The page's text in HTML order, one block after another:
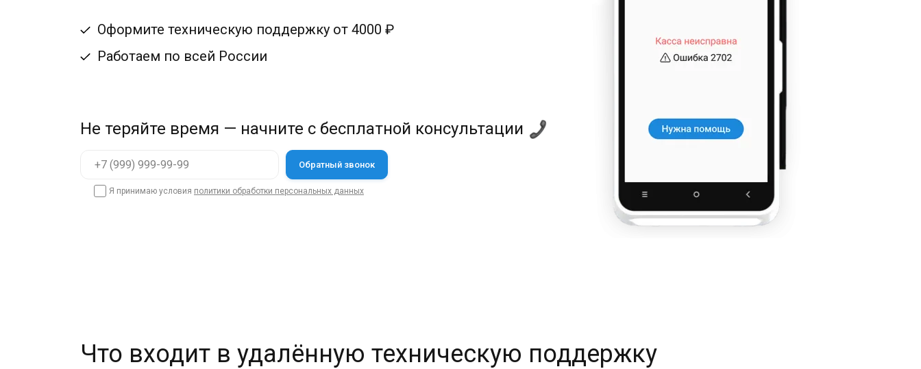
Оформите техническую поддержку от 4000 ₽
Работаем по всей России
Не теряйте время — начните с бесплатной консультации
Я принимаю условия политики обработки персональных данных
Что входит в удалённую техническую поддержку